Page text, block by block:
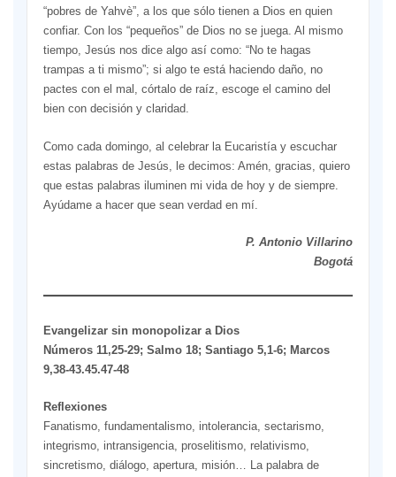
“pobres de Yahvè”, a los que sólo tienen a Dios en quien
confiar. Con los “pequeños” de Dios no se juega. Al mismo
tiempo, Jesús nos dice algo así como: “No te hagas
trampas a ti mismo”; si algo te está haciendo daño, no
pactes con el mal, córtalo de raíz, escoge el camino del
bien con decisión y claridad.
Como cada domingo, al celebrar la Eucaristía y escuchar
estas palabras de Jesús, le decimos: Amén, gracias, quiero
que estas palabras iluminen mi vida de hoy y de siempre.
Ayúdame a hacer que sean verdad en mí.
P. Antonio Villarino
Bogotá
Evangelizar sin monopolizar a Dios
Números 11,25-29; Salmo 18; Santiago 5,1-6; Marcos
9,38-43.45.47-48
Reflexiones
Fanatismo, fundamentalismo, intolerancia, sectarismo,
integrismo, intransigencia, proselitismo, relativismo,
sincretismo, diálogo, apertura, misión… La palabra de